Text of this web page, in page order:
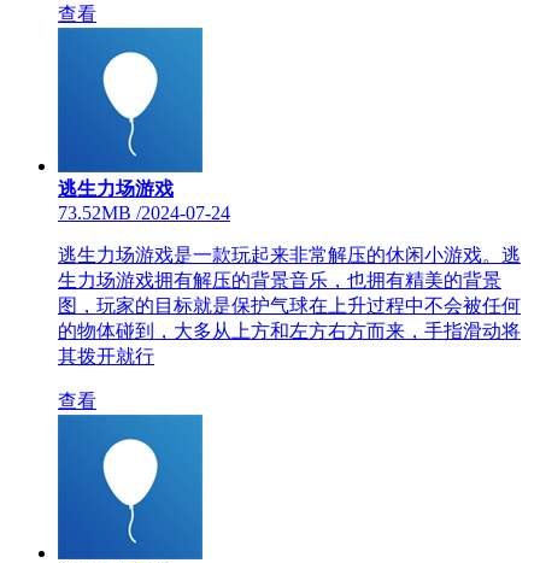
查看
逃生力场游戏
73.52MB /2024-07-24
逃生力场游戏是一款玩起来非常解压的休闲小游戏。逃
生力场游戏拥有解压的背景音乐，也拥有精美的背景
图，玩家的目标就是保护气球在上升过程中不会被任何
的物体碰到，大多从上方和左方右方而来，手指滑动将
其拨开就行
查看